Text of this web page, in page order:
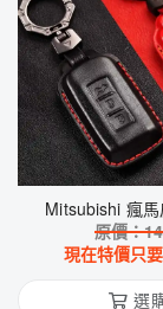
Mitsubishi 瘋
原價：
現在特價只要
選